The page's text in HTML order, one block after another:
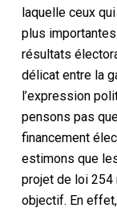
laquelle ceux
plus
résultats
délicat entre la
l’expression
pensons pas
financement
estimons que
projet de loi 254
objectif. En